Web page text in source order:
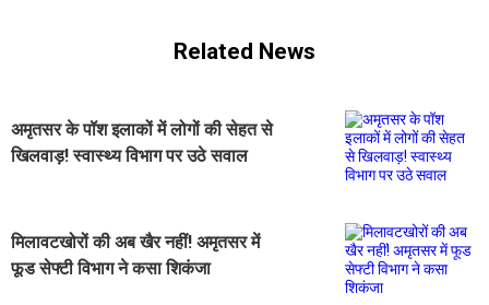
Related News
अमृतसर के पॉश इलाकों में लोगों की सेहत से
खिलवाड़! स्वास्थ्य विभाग पर उठे सवाल
मिलावटखोरों की अब खैर नहीं! अमृतसर में
फूड सेफ्टी विभाग ने कसा शिकंजा